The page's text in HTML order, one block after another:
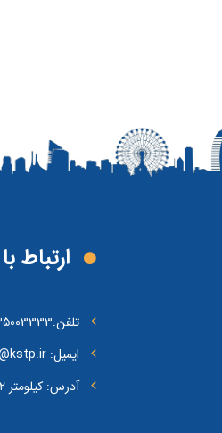
ارتباط
تلفن:051
ایمیل: dabir@kstp.ir
آدرس: کیلومتر ۱۲ بزرگراه آسیایی